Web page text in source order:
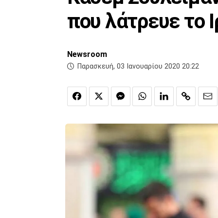
που λάτρευε το
Newsroom
Παρασκευή, 03 Ιανουαρίου 2020 20:22